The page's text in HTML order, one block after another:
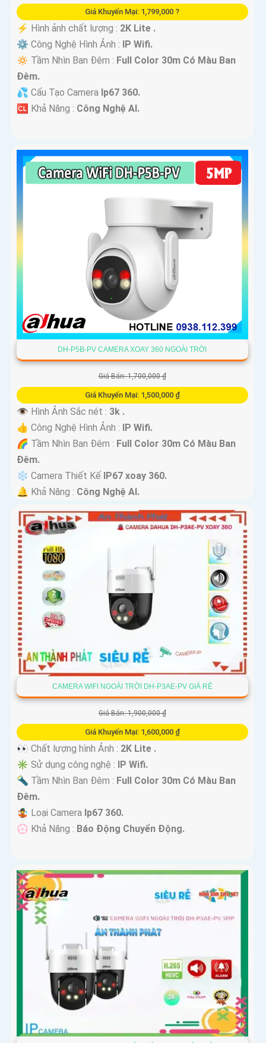
Giá Khuyến Mại: 1,799,000 ?
️⚡ Hình ảnh chất lượng : 2K Lite .
⚙ Công Nghệ Hình Ảnh :
IP Wifi.
🔅 Tầm Nhìn Ban Đêm : Full Color 30m Có Màu Ban
Ðêm.
💦 Cấu Tạo Camera Ip67 360.
️🆑 Khả Năng : Công Nghệ AI.
DH-P5B-PV CAMERA XOAY 360 NGOÀI TRỜI
Giá Bán: 1,700,000 ₫
Giá Khuyến Mại: 1,500,000 ₫
👁 Hình Ảnh Sắc nét : 3k .
👍 Công Nghệ Hình Ảnh : IP Wifi.
🌈 Tầm Nhìn Ban Đêm : Full Color 30m Có Màu Ban
Ðêm.
❄ Camera Thiết Kế IP67 xoay 360.
️🔔 Khả Năng : Công Nghệ AI.
CAMERA WIFI NGOÀI TRỜI DH-P3AE-PV GIÁ RẺ
Giá Bán: 1,900,000 ₫
Giá Khuyến Mại: 1,600,000 ₫
️
👀 Chất lượng hình Ảnh : 2K Lite .
✳️ Sử dụng công nghệ :
IP Wifi.
🔦 Tầm Nhìn Ban Đêm : Full Color 30m Có Màu Ban
Ðêm.
🤹 Loại Camera Ip67 360.
️💮 Khả Năng : Báo Động Chuyển Động.